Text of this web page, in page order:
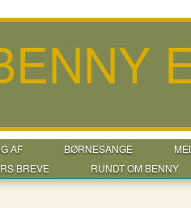
AF BØRNESANGE
BREVE
RUNDT OM BENNY